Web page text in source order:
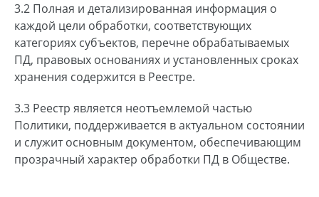
3.2 Полная и детализированная информация о
каждой цели обработки, соответствующих
категориях субъектов, перечне обрабатываемых
ПД, правовых основаниях и установленных сроках
хранения содержится в Реестре.
3.3 Реестр является неотъемлемой частью
Политики, поддерживается в актуальном состоянии
и служит основным документом, обеспечивающим
прозрачный характер обработки ПД в Обществе.